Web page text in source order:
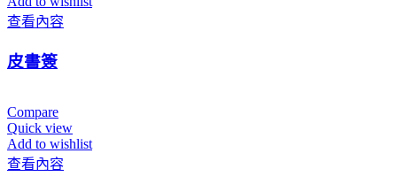
查看內容
皮書簽
Compare
Quick view
Add to wishlist
查看內容